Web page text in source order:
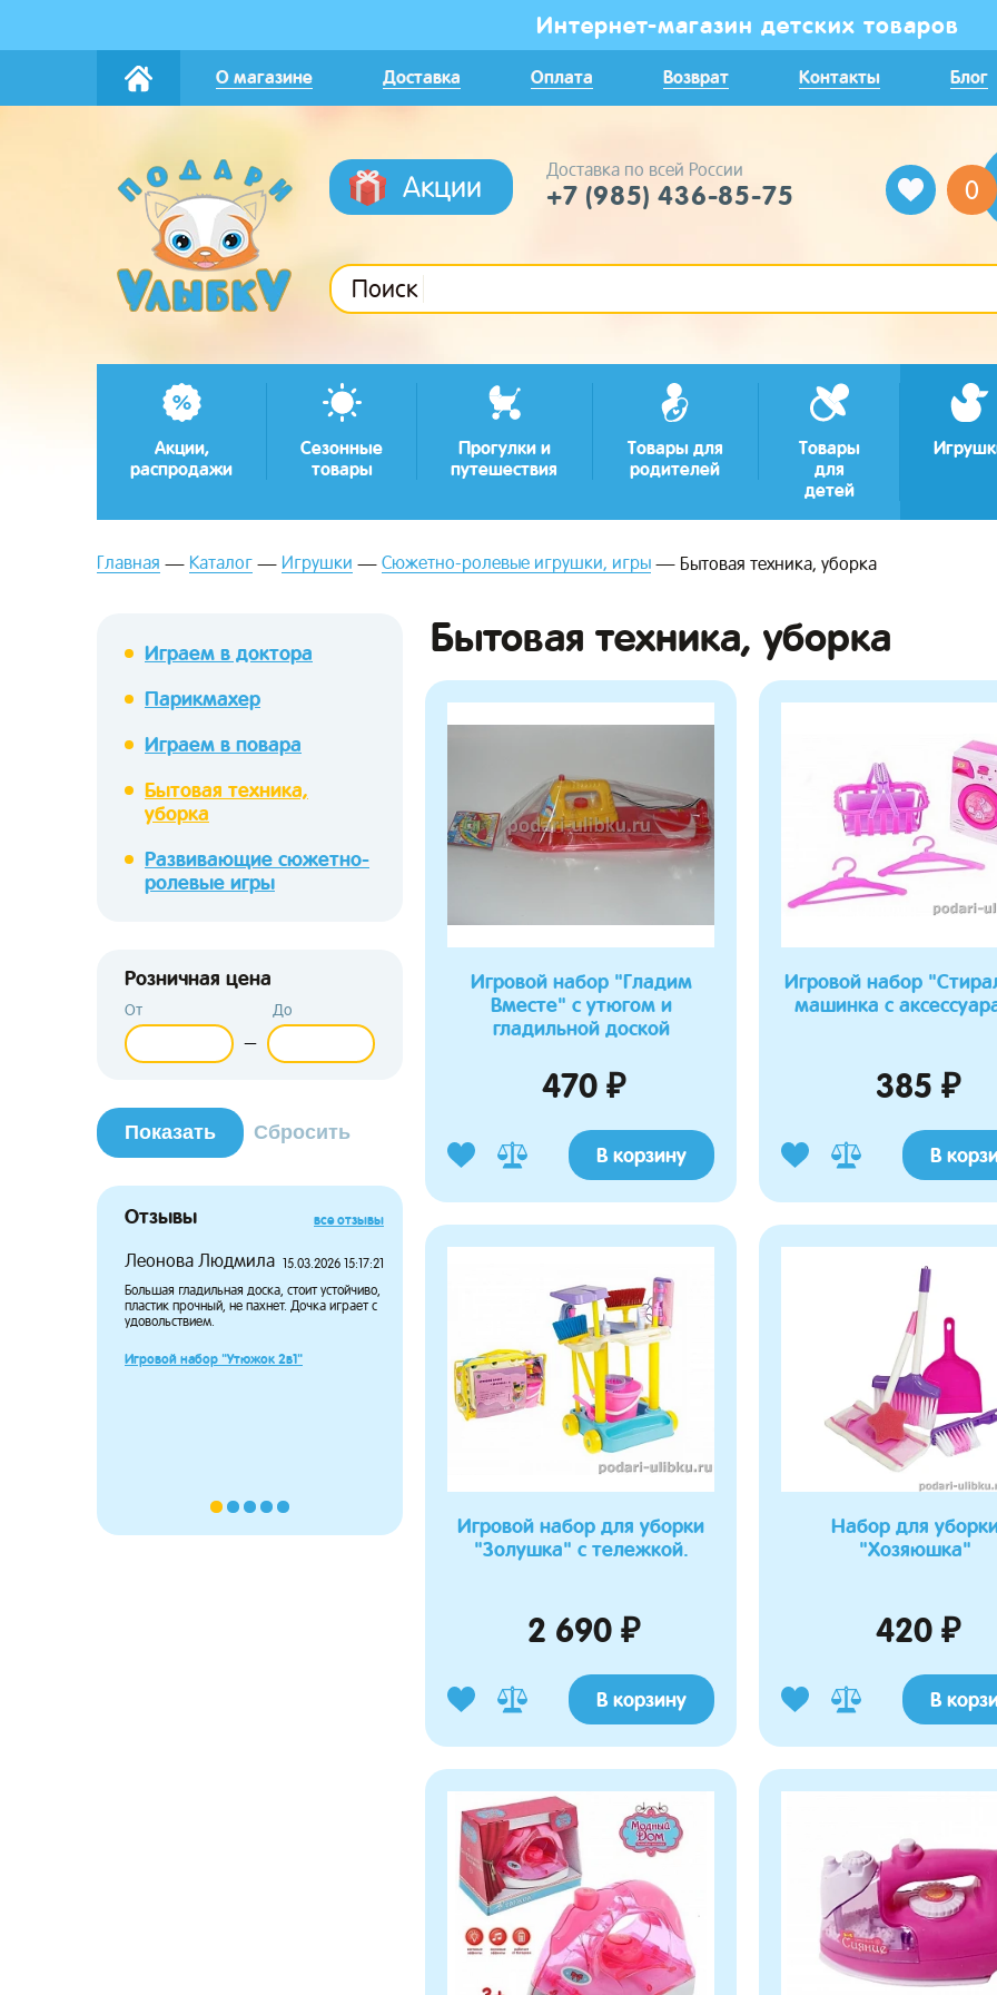
Интернет-магазин детских товаров
О магазине Доставка Оплата Возврат Контакты Блог
Акции
Доставка по всей России
+7 (985) 436-85-75 0
Поиск
Акции,
распродажи
Сезонные
товары
Прогулки и
путешествия
Товары для
родителей
Товары
для
детей
Главная Каталог Игрушки Сюжетно-ролевые игрушки, игры Бытовая техника, уборка
Играем в доктора
Парикмахер
Играем в повара
Бытовая техника,
уборка
Развивающие сюжетно-
ролевые игры
Розничная цена
От
—
До
Отзывы все отзывы
Леонова Людмила 15.03.2026 15:17:21
Большая гладильная доска, стоит устойчиво,
пластик прочный, не пахнет. Дочка играет с
удовольствием.
Игровой набор "Утюжок 2в1"
Дочка давно просила такого пупсеныша,
чтобы носить в кенгуру и мы остались
довольны покупкой. Пупсик достаточно
большой, не мелкий, реалистичный, удобно
сидит в переноске и не тяжёлый для
ребёнка.
Пупсёныш в переноске "Маленько чудо"
24.02.2026 20:05:01
Купила для санок, которые как коляска,
отлично вписался, боковушки на матрасике
хорошо бочки ребёнка прикрывают. Мягкий
Матрасик универсальный с отворотом
для санок,колясок, автокресел.
Бытовая техника, уборка
Игровой набор "Гладим
Вместе" с утюгом и
гладильной доской
470 ₽
В корзину
Игровой набор
машинка с
385 ₽
В
Игровой набор для уборки
"Золушка" с тележкой.
2 690 ₽
В корзину
Набор для
"Хозяюшка"
420 ₽
В